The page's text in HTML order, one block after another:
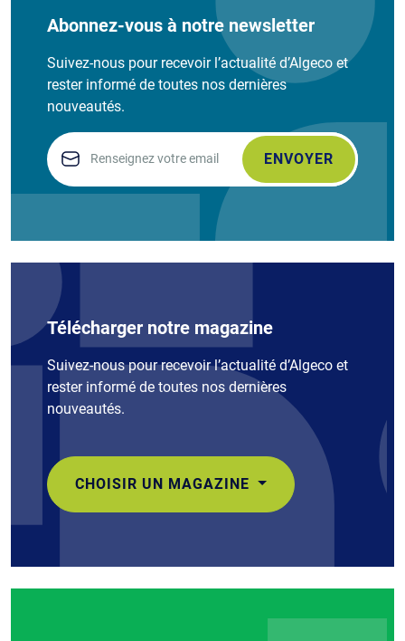
Abonnez-vous à notre newsletter
Suivez-nous pour recevoir l’actualité d’Algeco et
rester informé de toutes nos dernières
nouveautés.
Télécharger notre magazine
Suivez-nous pour recevoir l’actualité d’Algeco et
rester informé de toutes nos dernières
nouveautés.
CHOISIR UN MAGAZINE